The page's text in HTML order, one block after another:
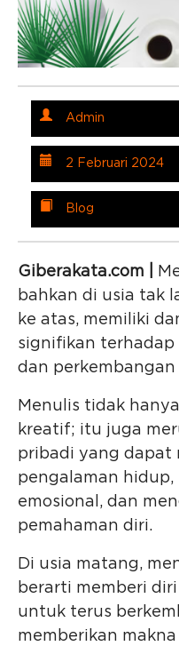
Admin
2 Februari 2024
Blog
Giberakata.com |
bahkan di usia tak
ke atas, memiliki
signifikan terhadap
dan perkembangan
Menulis tidak
kreatif; itu juga
pribadi yang dapat
pengalaman
emosional, dan
pemahaman diri.
Di usia matang,
berarti memberi
untuk terus
memberikan